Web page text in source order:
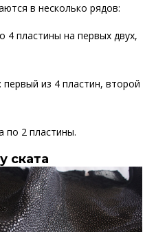
в несколько рядов:
4 пластины на первых двух,
первый из 4 пластин, второй
по 2 пластины.
ската